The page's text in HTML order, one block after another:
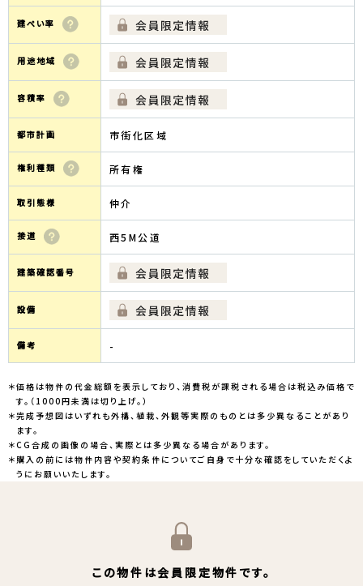
建ぺい率
用途地域
容積率
都市計画 市街化区域
権利種類 所有権
取引態様 仲介
接道 西5M公道
建築確認番号
設備
備考 -
＊価格は物件の代金総額を表示しており、消費税が課税される場合は税込み価格で
す。（1000円未満は切り上げ。）
＊完成予想図はいずれも外構、植栽、外観等実際のものとは多少異なることがあり
ます。
＊CG合成の画像の場合、実際とは多少異なる場合があります。
＊購入の前には物件内容や契約条件についてご自身で十分な確認をしていただくよ
うにお願いいたします。
この物件は会員限定物件です。